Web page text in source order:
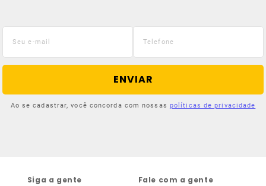
ENVIAR
Ao se cadastrar, você concorda com nossas políticas de privacidade
Siga a gente Fale com a gente